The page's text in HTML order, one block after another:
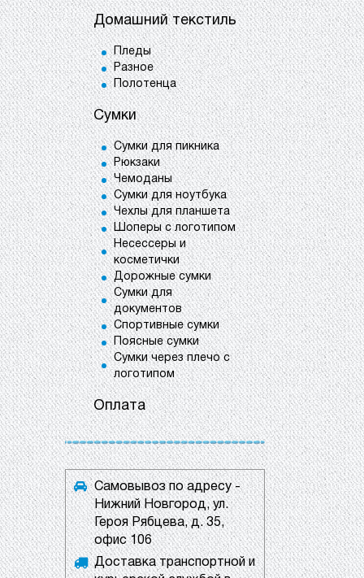
Домашний текстиль
Пледы
Разное
Полотенца
Сумки
Сумки для пикника
Рюкзаки
Чемоданы
Сумки для ноутбука
Чехлы для планшета
Шоперы с логотипом
Несессеры и
косметички
Дорожные сумки
Сумки для
документов
Спортивные сумки
Поясные сумки
Сумки через плечо с
логотипом
Оплата
Самовывоз по адресу -
Нижний Новгород, ул.
Героя Рябцева, д. 35,
офис 106
Доставка транспортной и